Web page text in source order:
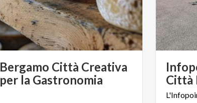
Bergamo Città Creativa
per la Gastronomia
Città